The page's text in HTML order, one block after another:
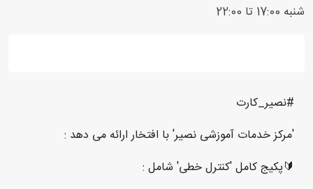
شنبه 17:00 تا 22:00
#نصیر_کارت
'مرکز خدمات آموزشی نصیر' با افتخار ارائه می دهد :
🔰پکیج کامل 'کنترل خطی' شامل :